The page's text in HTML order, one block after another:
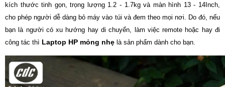
kích thước tinh gọn, trọng lượng 1.2 - 1.7kg và màn hình 13 - 14Inch,
cho phép người dễ dàng bỏ máy vào túi và đem theo mọi nơi. Do đó, nếu
bạn là người có xu hướng hay di chuyển, làm việc remote hoặc hay đi
công tác thì Laptop HP mỏng nhẹ là sản phẩm dành cho bạn.